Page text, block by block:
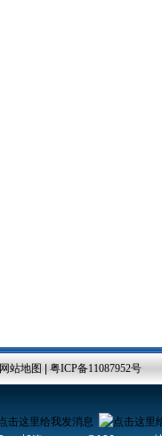
网站地图 | 粤ICP备11087952号